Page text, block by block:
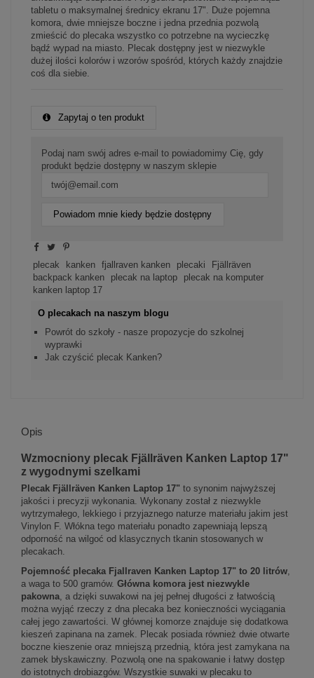
tabletu o maksymalnej średnicy ekranu 17". Duże pojemna
komora, dwie mniejsze boczne i jedna przednia pozwolą
zmieścić do plecaka wszystko co potrzebne na wycieczkę
bądź wypad na miasto. Plecak dostępny jest w niezwykle
dużej ilości kolorów i wzorów spośród, których każdy znajdzie
coś dla siebie.
Zapytaj o ten produkt
Podaj nam swój adres e-mail to powiadomimy Cię, gdy
produkt będzie dostępny w naszym sklepie
Powiadom mnie kiedy będzie dostępny
plecak kanken fjallraven kanken plecaki
Fjällräven
backpack kanken
plecak na laptop
plecak na komputer
kanken laptop 17
O plecakach na naszym blogu
Powrót do szkoły - nasze propozycje do szkolnej
wyprawki
Jak czyścić plecak Kanken?
Opis
Wzmocniony plecak Fjällräven Kanken Laptop 17"
z wygodnymi szelkami
Plecak Fjällräven Kanken Laptop 17" to synonim najwyższej
jakości i precyzji wykonania. Wykonany został z niezwykle
wytrzymałego, lekkiego i przyjaznego naturze materiału jakim jest
Vinylon F. Włókna tego materiału ponadto zapewniają lepszą
odporność na wilgoć od klasycznych tkanin stosowanych w
plecakach.
Pojemność plecaka Fjallraven Kanken Laptop 17" to 20 litrów,
a waga to 500 gramów. Główna komora jest niezwykle
pakowna, a dzięki suwakowi na jej pełnej długości z łatwością
można wyjąć rzeczy z dna plecaka bez konieczności wyciągania
całej jego zawartości. W głównej komorze znajduje się dodatkowa
kieszeń zapinana na zamek. Plecak posiada również dwie otwarte
boczne kieszenie oraz mniejszą przednią, która jest zamykana na
zamek błyskawiczny. Pozwolą one na spakowanie i łatwy dostęp
do istotnych drobiazgów. Wszystkie suwaki w plecaku to